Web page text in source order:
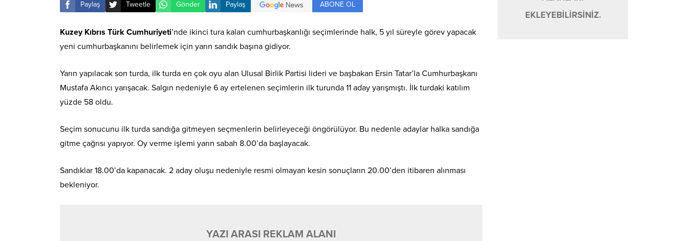
Paylaş Tweetle Gönder Paylaş ABONE OL
Kuzey Kıbrıs Türk Cumhuriyeti’nde ikinci tura kalan cumhurbaşkanlığı seçimlerinde halk, 5 yıl süreyle görev yapacak
yeni cumhurbaşkanını belirlemek için yarın sandık başına gidiyor.
Yarın yapılacak son turda, ilk turda en çok oyu alan Ulusal Birlik Partisi lideri ve başbakan Ersin Tatar’la Cumhurbaşkanı
Mustafa Akıncı yarışacak. Salgın nedeniyle 6 ay ertelenen seçimlerin ilk turunda 11 aday yarışmıştı. İlk turdaki katılım
yüzde 58 oldu.
Seçim sonucunu ilk turda sandığa gitmeyen seçmenlerin belirleyeceği öngörülüyor. Bu nedenle adaylar halka sandığa
gitme çağrısı yapıyor. Oy verme işlemi yarın sabah 8.00’da başlayacak.
Sandıklar 18.00’da kapanacak. 2 aday oluşu nedeniyle resmi olmayan kesin sonuçların 20.00’den itibaren alınması
bekleniyor.
YAZI ARASI REKLAM ALANI
EKLEYEBİLİRSİNİZ.